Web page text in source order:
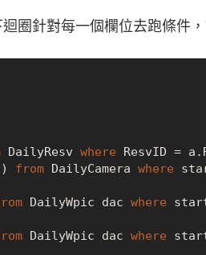
圈針對每一個欄位去跑條件
DailyResv where ResvID =
from DailyCamera where
DailyWpic dac where
DailyWpic dac where